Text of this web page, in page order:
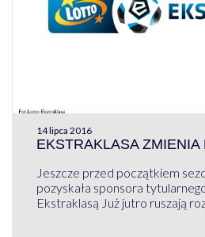
14 lipca 2016
EKSTRAKLASA ZMIENIA
Jeszcze przed początkiem
pozyskała sponsora
Ekstraklasą Już jutro ruszają